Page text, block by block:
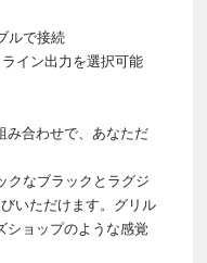
ルで接続
イン出力を選択可能
み合わせで、あなただ
クなブラックとラグジ
いただけます。グリル
ショップのような感覚